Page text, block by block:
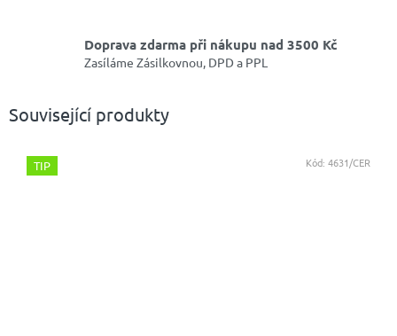
Doprava zdarma při nákupu nad 3500 Kč
Zasíláme Zásilkovnou, DPD a PPL
Související produkty
TIP Kód: 4631/CER